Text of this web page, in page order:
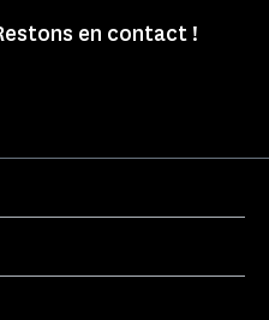
en contact !